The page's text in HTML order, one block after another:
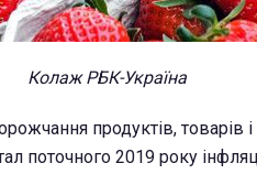
Колаж РБК-Україна
продуктів, товарів і
поточного 2019 року